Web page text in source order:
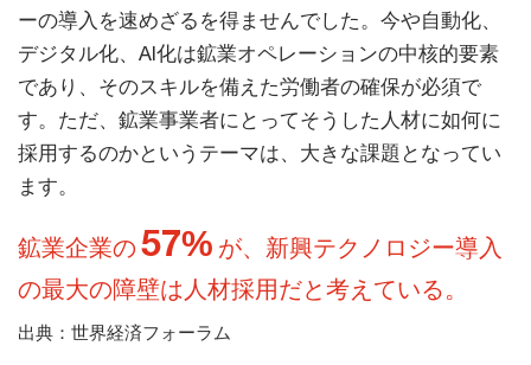
ーの導入を速めざるを得ませんでした。今や自動化、
デジタル化、AI化は鉱業オペレーションの中核的要素
であり、そのスキルを備えた労働者の確保が必須で
す。ただ、鉱業事業者にとってそうした人材に如何に
採用するのかというテーマは、大きな課題となってい
ます。
鉱業企業の 57% が、新興テクノロジー導入
の最大の障壁は人材採用だと考えている。
出典：世界経済フォーラム